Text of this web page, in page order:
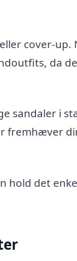
cover-up.
da
sandaler i
fremhæver
hold det